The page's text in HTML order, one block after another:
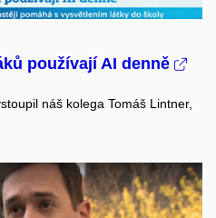
používají AI denně
náš kolega Tomáš Lintner,